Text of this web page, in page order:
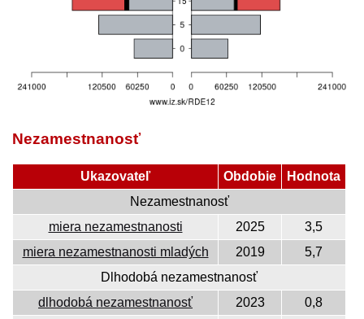
Nezamestnanosť
Ukazovateľ Obdobie
Hodnota
Nezamestnanosť
miera nezamestnanosti
2025
3,5
miera nezamestnanosti mladých
2019
5,7
Dlhodobá nezamestnanosť
dlhodobá nezamestnanosť
2023
0,8